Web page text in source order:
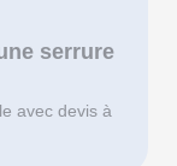
serrure
avec devis à